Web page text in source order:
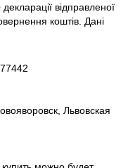
відправленої
коштів. Дані
Львовская